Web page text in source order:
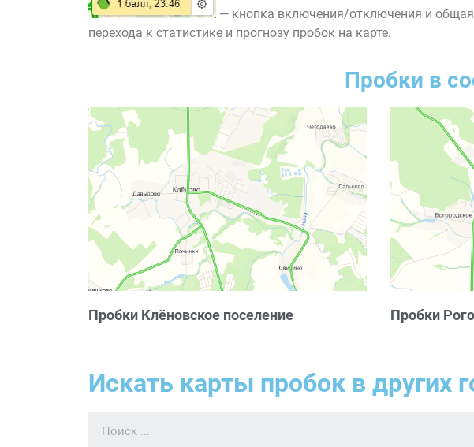
— кнопка включения/отключения и
перехода к статистике и прогнозу пробок на карте.
Пробки в
Пробки Клёновское поселение Пробки
Искать карты пробок в других